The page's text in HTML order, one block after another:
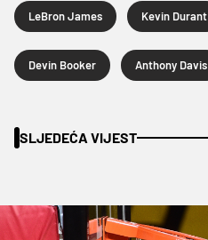
LeBron James Kevin Durant
Devin Booker Anthony Davis
SLJEDEĆA VIJEST